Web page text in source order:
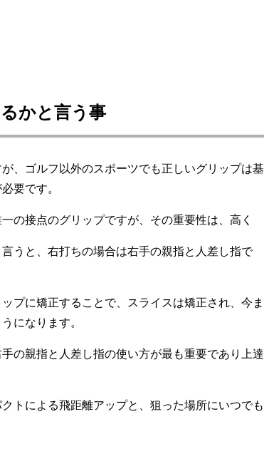
かと言う事
、ゴルフ以外のスポーツでも正しいグリップは基
要です。
の接点のグリップですが、その重要性は、高く
うと、右打ちの場合は右手の親指と人差し指で
プに矯正することで、スライスは矯正され、今ま
になります。
の親指と人差し指の使い方が最も重要であり上達
トによる飛距離アップと、狙った場所にいつでも